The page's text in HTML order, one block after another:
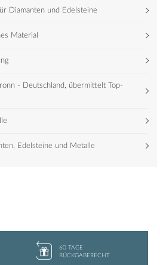
Diamanten und Edelsteine
Material
- Deutschland, übermittelt Top-
Edelsteine und Metalle
60 TAGE
RÜCKGABERECHT